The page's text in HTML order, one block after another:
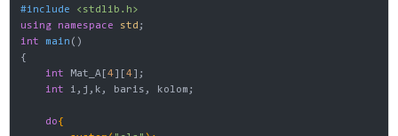
#include
<stdlib.h>
using
namespace std
int
main ()
{
int Mat_A[4][4];
int i,j,k, baris, kolom;
do{